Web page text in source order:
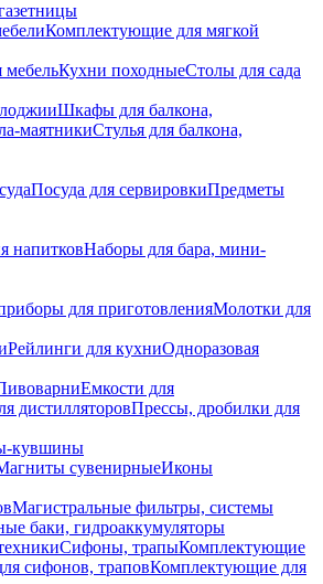
Комплектующие для мягкой
мебельКухни походныеСтолы для сада
Шкафы для балкона,
маятникиСтулья для балкона,
Посуда для сервировкиПредметы
напитковНаборы для бара, мини-
для приготовленияМолотки для
Рейлинги для кухниОдноразовая
Емкости для
дистилляторовПрессы, дробилки для
кувшины
сувенирныеИконы
Магистральные фильтры, системы
баки, гидроаккумуляторы
Сифоны, трапыКомплектующие
сифонов, траповКомплектующие для